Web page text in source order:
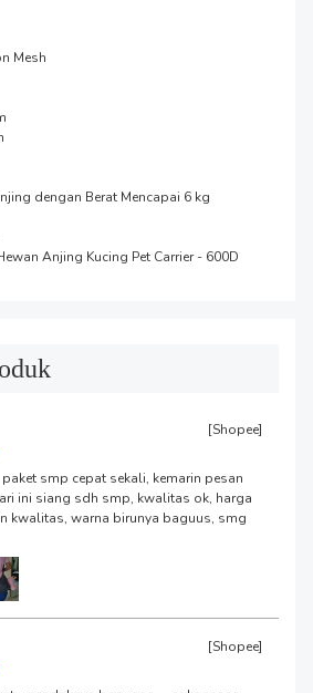
Mesh
dengan Berat Mencapai 6 kg
Anjing Kucing Pet Carrier - 600D
[Shopee]
smp cepat sekali, kemarin pesan
ini siang sdh smp, kwalitas ok, harga
kwalitas, warna birunya baguus, smg
[Shopee]